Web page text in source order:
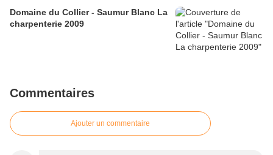
Domaine du Collier - Saumur Blanc La
charpenterie 2009
Commentaires
Ajouter un commentaire